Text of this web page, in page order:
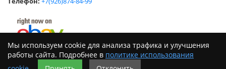
Мы используем cookie для анализа трафика и улучшения
работы сайта. Подробнее в политике использования